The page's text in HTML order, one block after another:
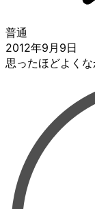
普通
2012年9月9日
思ったほどよくな